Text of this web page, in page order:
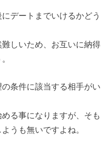
デートまでいけるかどう
しいため、お互いに納得
条件に該当する相手がい
る事になりますが、そも
うも無いですよね。